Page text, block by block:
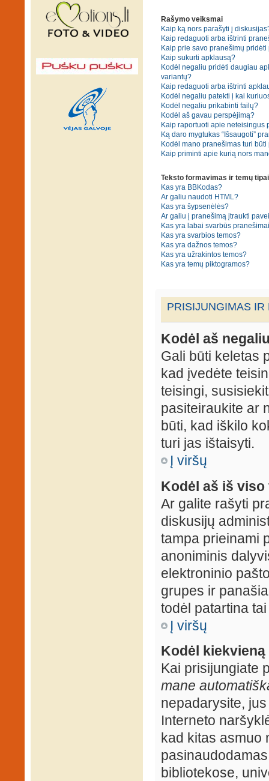
Rašymo veiksmai
Kaip ką nors parašyti į
Kaip redaguoti arba ištrinti
Kaip prie savo pranešimų pridėti
Kaip sukurti apklausą?
Kodėl negaliu pridėti daugiau
variantų?
Kaip redaguoti arba ištrinti
Kodėl negaliu patekti į kai
Kodėl negaliu prikabinti failų?
Kodėl aš gavau perspėjimą?
Kaip raportuoti apie neteisingus
Ką daro mygtukas “Išsaugoti”
Kodėl mano pranešimas turi būti
Kaip priminti apie kurią nors
Teksto formavimas ir temų tipai
Kas yra BBKodas?
Ar galiu naudoti HTML?
Kas yra šypsenėlės?
Ar galiu į pranešimą įtraukti
Kas yra labai svarbūs
Kas yra svarbios temos?
Kas yra dažnos temos?
Kas yra užrakintos temos?
Kas yra temų piktogramos?
PRISIJUNGIMAS IR
Kodėl aš
Gali būti keletas
kad įvedėte
teisingi,
pasiteiraukite ar
būti, kad iškilo
turi jas ištaisyti.
Į viršų
Kodėl aš iš
Ar galite rašyti
diskusijų
tampa prieinami
anoniminis
elektroninio
grupes ir
todėl patartina
Į viršų
Kodėl
Kai prisijungiate
mane
nepadarysite,
Interneto
kad kitas asmuo
bibliotekose,